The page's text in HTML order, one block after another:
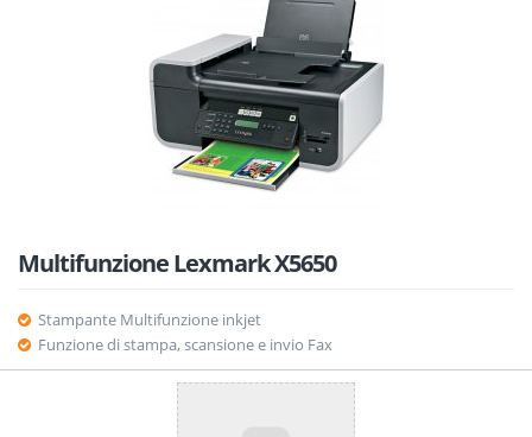
Multifunzione Lexmark X5650
Stampante Multifunzione inkjet
Funzione di stampa, scansione e invio Fax